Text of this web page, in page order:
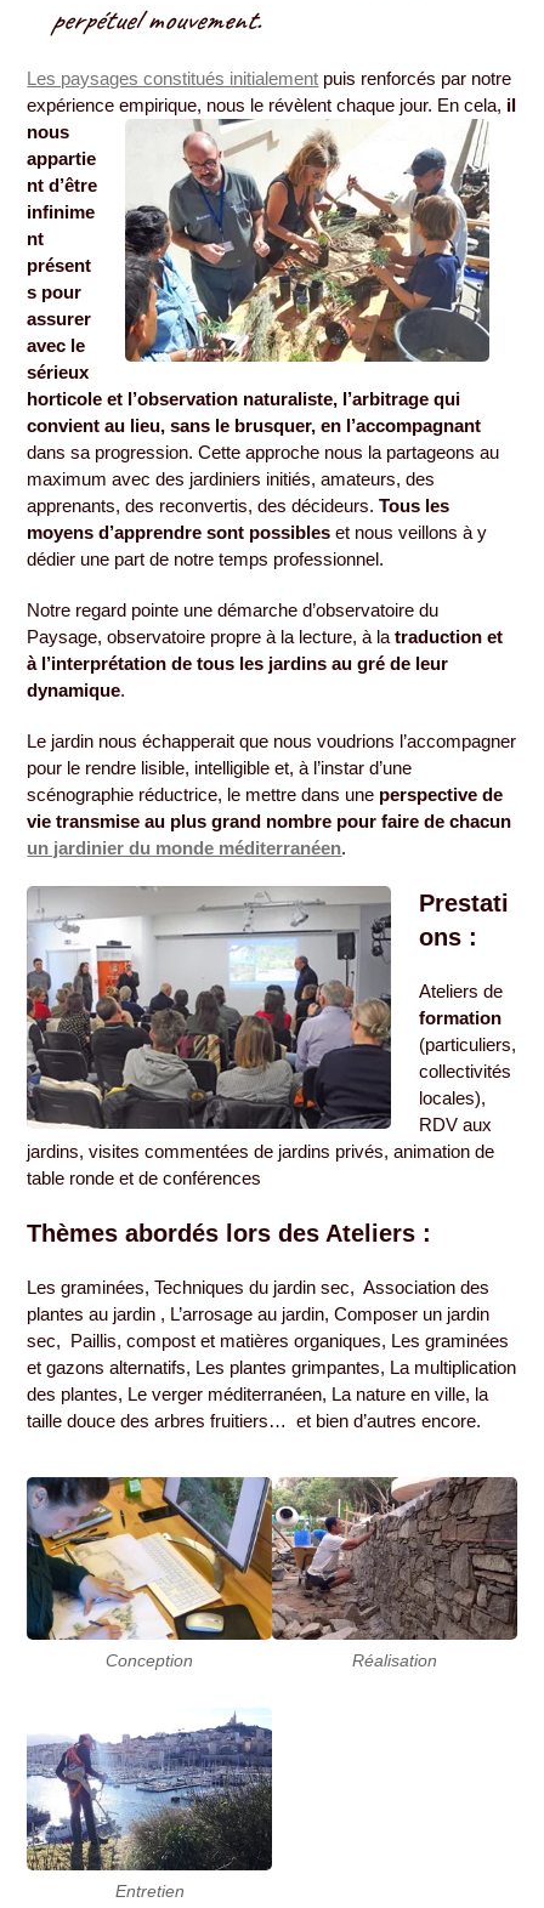
perpétuel mouvement.
Les paysages constitués initialement puis renforcés par notre
expérienceempirique, nous le révèlent chaque jour. En cela, il
nous
appartie
nt d’être
infinime
nt
présent
s pour
assurer
avec le
sérieux
horticole et l’observation naturaliste, l’arbitrage qui
convient au lieu, sans le brusquer, en l’accompagnant
dans sa progression. Cette approche nous la partageons au
maximum avec des jardiniers initiés, amateurs, des
apprenants, des reconvertis, des décideurs.Tous les
moyens d’apprendre sont possibles et nous veillons à y
dédier une part de notre temps professionnel.
Notre regard pointe une démarche d’observatoire du
Paysage, observatoire propre à la lecture, à latraduction et
à l’interprétation de tous les jardins au gré de leur
dynamique.
Le jardin nous échapperait que nous voudrions l’accompagner
pour le rendre lisible, intelligible et, à l’instar d’une
scénographie réductrice, le mettre dans une perspective de
vie transmise au plus grand nombre pour faire de chacun
un jardinier du monde méditerranéen.
Prestati
ons :
Ateliers de
formation
(particuliers,
collectivités
locales),
RDV aux
jardins, visites commentées de jardins privés, animation de
table ronde et de conférences
Thèmes abordés lors des Ateliers :
Les graminées, Techniques du jardin sec, Association des
plantes au jardin , L’arrosage au jardin, Composer un jardin
sec, Paillis, compost et matières organiques, Les graminées
et gazons alternatifs, Les plantes grimpantes, La multiplication
des plantes, Le verger méditerranéen, La nature en ville, la
taille douce des arbres fruitiers… et bien d’autres encore.
Conception Réalisation
Entretien